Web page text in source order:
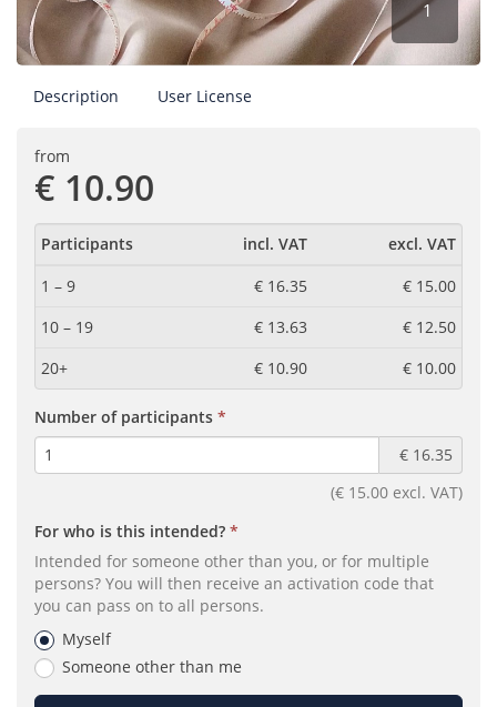
1
Description User License
from
€ 10.90
Participants incl. VAT
excl. VAT
1 – 9
€ 16.35
€ 15.00
10 – 19
€ 13.63
€ 12.50
20+
€ 10.90 € 10.00
Number of participants (required)
€ 16.35
(€ 15.00 excl. VAT)
For who is this intended? (required)
Intended for someone other than you, or for multiple
persons? You will then receive an activation code that
you can pass on to all persons.
Myself
Someone other than me